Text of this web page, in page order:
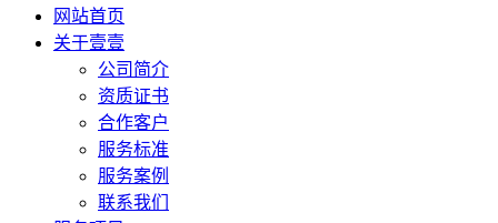
网站首页
关于壹壹
公司简介
资质证书
合作客户
服务标准
服务案例
联系我们